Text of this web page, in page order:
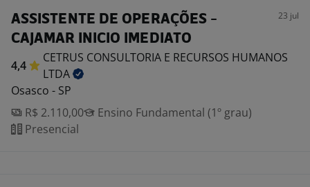
ASSISTENTE DE OPERAÇÕES -
CAJAMAR INICIO IMEDIATO
23 jul
4,4
CETRUS CONSULTORIA E RECURSOS HUMANOS
LTDA
Osasco - SP
R$ 2.110,00
Ensino Fundamental (1º grau)
Presencial